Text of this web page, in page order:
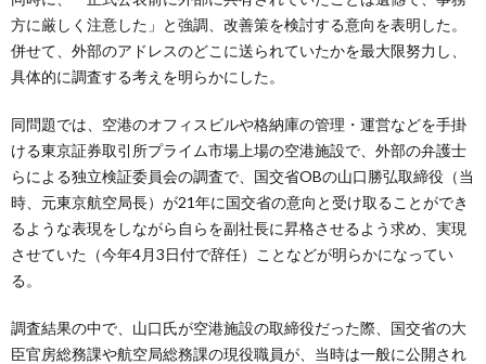
方に厳しく注意した」と強調、改善策を検討する意向を表明した。
併せて、外部のアドレスのどこに送られていたかを最大限努力し、
具体的に調査する考えを明らかにした。
同問題では、空港のオフィスビルや格納庫の管理・運営などを手掛
ける東京証券取引所プライム市場上場の空港施設で、外部の弁護士
らによる独立検証委員会の調査で、国交省OBの山口勝弘取締役（当
時、元東京航空局長）が21年に国交省の意向と受け取ることができ
るような表現をしながら自らを副社長に昇格させるよう求め、実現
させていた（今年4月3日付で辞任）ことなどが明らかになってい
る。
調査結果の中で、山口氏が空港施設の取締役だった際、国交省の大
臣官房総務課や航空局総務課の現役職員が、当時は一般に公開され